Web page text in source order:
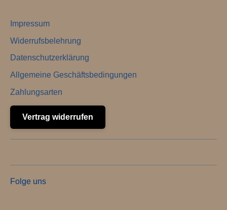
Impressum
Widerrufsbelehrung
Datenschutzerklärung
Allgemeine Geschäftsbedingungen
Zahlungsarten
Vertrag widerrufen
Folge uns